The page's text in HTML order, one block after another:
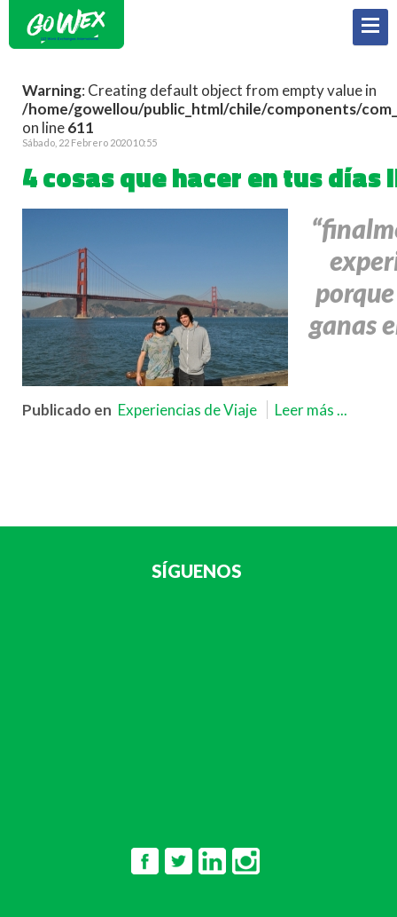
Warning: Creating default object from empty value in
/home/gowellou/public_html/chile/components/
on line611
Sábado, 22 Febrero 2020 10:55
4 cosas que hacer en tus días
ganas
Publicado en Experiencias de Viaje Leer más ...
SÍGUENOS